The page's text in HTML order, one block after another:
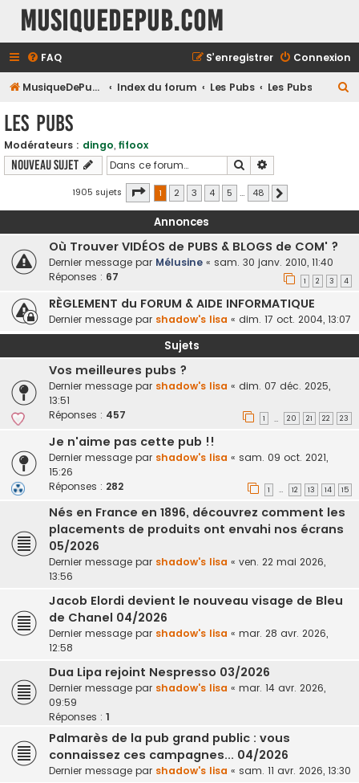
MusiqueDePub.com
FAQ Connexion
S’enregistrer
MusiqueDePub.com Index du forum Les Pubs Les Pubs
c
h
r
Les Pubs
Modérateurs : dingo, fifoox
Nouveau sujet Rechercher
1905 sujets Page 1sur48
1 2 3 4 5 … 48
Annonces
Où Trouver VIDÉOS de PUBS & BLOGS de COM' ?
Dernier message par Mélusine « sam. 30 janv. 2010, 11:40
Réponses : 67 1 2 3 4
RÈGLEMENT du FORUM & AIDE INFORMATIQUE
Dernier message par shadow's lisa « dim. 17 oct. 2004, 13:07
Sujets
Vos meilleures pubs ?
Dernier message par shadow's lisa « dim. 07 déc. 2025,
13:51
Réponses : 457 1 … 20 21 22 23
Je n'aime pas cette pub !!
Dernier message par shadow's lisa « sam. 09 oct. 2021,
15:26
Réponses : 282 1 … 12 13 14 15
Nés en France en 1896, découvrez comment les
placements de produits ont envahi nos écrans
05/2026
Dernier message par shadow's lisa « ven. 22 mai 2026,
13:56
Jacob Elordi devient le nouveau visage de Bleu
de Chanel 04/2026
Dernier message par shadow's lisa « mar. 28 avr. 2026,
12:58
Dua Lipa rejoint Nespresso 03/2026
Dernier message par shadow's lisa « mar. 14 avr. 2026,
09:59
Réponses : 1
Palmarès de la pub grand public : vous
connaissez ces campagnes... 04/2026
Dernier message par shadow's lisa « sam. 11 avr. 2026, 13:30